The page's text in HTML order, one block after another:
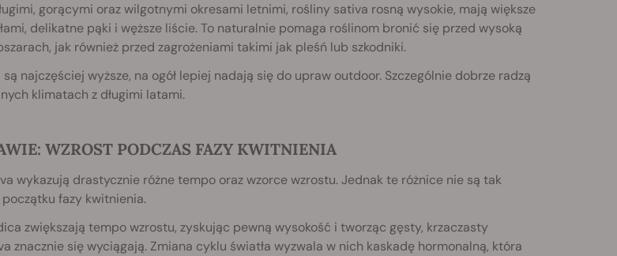
gorącymi oraz wilgotnymi okresami letnimi, rośliny sativa rosną wysokie, mają większe
delikatne pąki i węższe liście. To naturalnie pomaga roślinom bronić się przed wysoką
jak również przed zagrożeniami takimi jak pleśń lub szkodniki.
najczęściej wyższe, na ogół lepiej nadają się do upraw outdoor. Szczególnie dobrze radzą
klimatach z długimi latami.
WZROST PODCZAS FAZY KWITNIENIA
wykazują drastycznie różne tempo oraz wzorce wzrostu. Jednak te różnice nie są tak
fazy kwitnienia.
zwiększają tempo wzrostu, zyskując pewną wysokość i tworząc gęsty, krzaczasty
znacznie się wyciągają. Zmiana cyklu światła wyzwala w nich kaskadę hormonalną, która